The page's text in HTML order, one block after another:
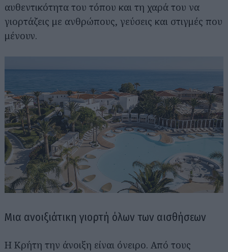
αυθεντικότητα του τόπου και τη χαρά του να
γιορτάζεις με ανθρώπους, γεύσεις και στιγμές που
μένουν.
Μια ανοιξιάτικη γιορτή όλων των αισθήσεων
Η Κρήτη την άνοιξη είναι όνειρο. Από τους